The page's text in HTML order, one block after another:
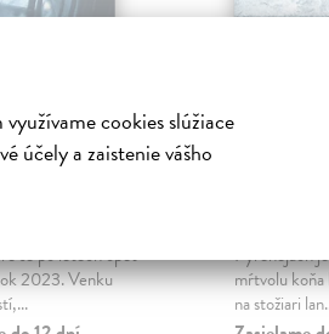
cookies slúžiace
účely a zaistenie vášho
se po letech opět
2023. Venku
Pyrenejach
mŕtvolu koňa
na stožiari